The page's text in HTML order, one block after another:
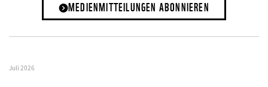
MEDIENMITTEILUNGEN ABONNIEREN
Juli 2026